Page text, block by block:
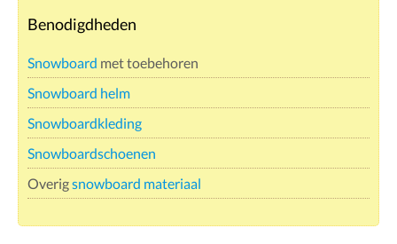
Benodigdheden
Snowboard met toebehoren
Snowboard helm
Snowboardkleding
Snowboardschoenen
Overigsnowboard materiaal